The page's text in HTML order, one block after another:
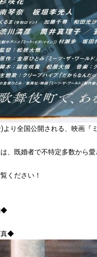
より全国公開される、映画『
、既婚者で不特定多数から
ください！
◆
真◆